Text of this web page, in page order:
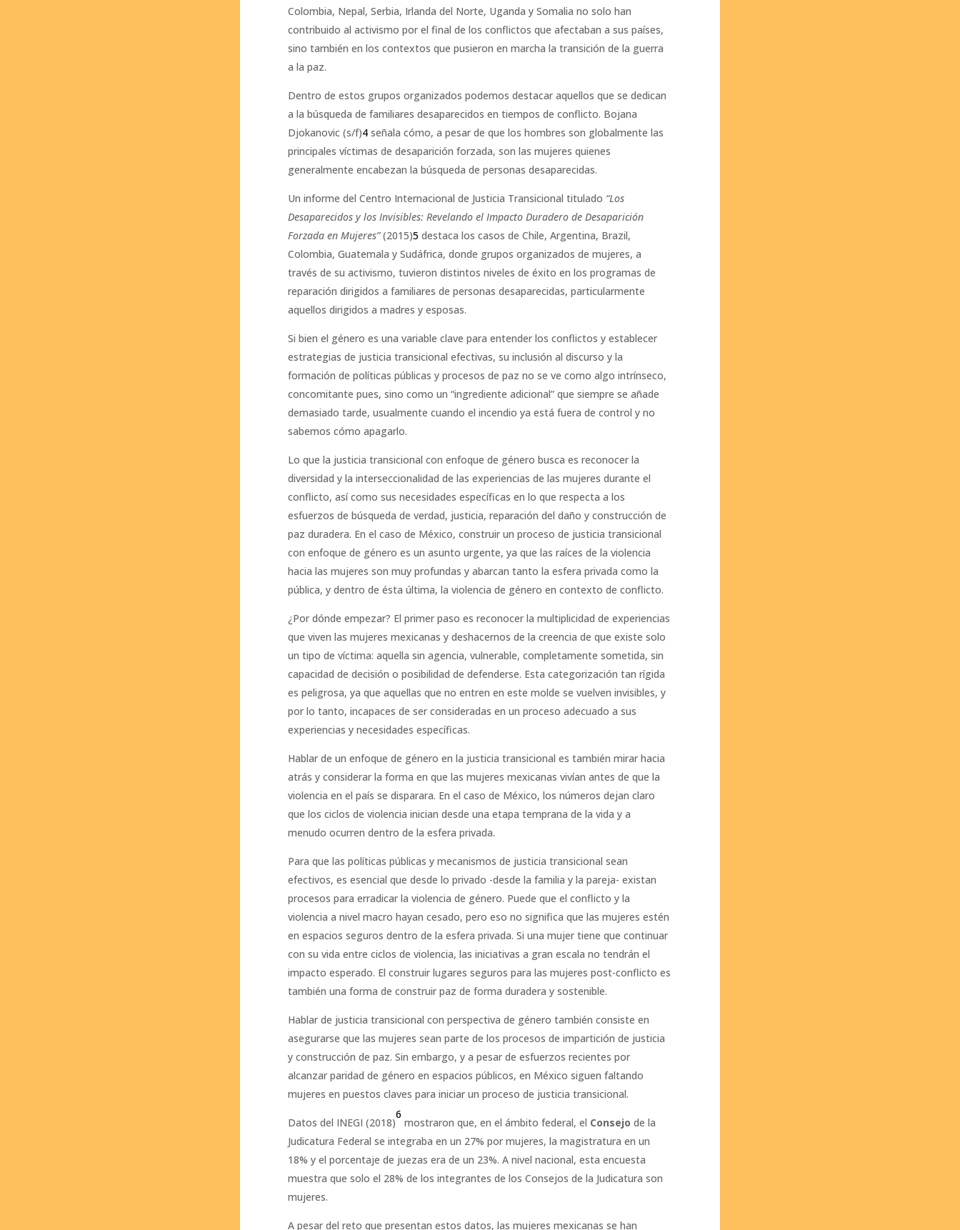
Colombia, Nepal, Serbia, Irlanda del Norte, Uganda y Somalia no solo han
contribuido al activismo por el final de los conflictos que afectaban a sus países,
sino también en los contextos que pusieron en marcha la transición de la guerra
a la paz.
Dentro de estos grupos organizados podemos destacar aquellos que se dedican
a la búsqueda de familiares desaparecidos en tiempos de conflicto. Bojana
Djokanovic (s/f)4 señala cómo, a pesar de que los hombres son globalmente las
principales víctimas de desaparición forzada, son las mujeres quienes
generalmente encabezan la búsqueda de personas desaparecidas.
Un informe del Centro Internacional de Justicia Transicional titulado “Los
Desaparecidos y los Invisibles: Revelando el Impacto Duradero de Desaparición
Forzada en Mujeres”(2015)5 destaca los casos de Chile, Argentina, Brazil,
Colombia, Guatemala y Sudáfrica, donde grupos organizados de mujeres, a
través de su activismo, tuvieron distintos niveles de éxito en los programas de
reparación dirigidos a familiares de personas desaparecidas, particularmente
aquellos dirigidos a madres y esposas.
Si bien el género es una variable clave para entender los conflictos y establecer
estrategias de justicia transicional efectivas, su inclusión al discurso y la
formación de políticas públicas y procesos de paz no se ve como algo intrínseco,
concomitante pues, sino como un “ingrediente adicional” que siempre se añade
demasiado tarde, usualmente cuando el incendio ya está fuera de control y no
sabemos cómo apagarlo.
Lo que la justicia transicional con enfoque de género busca es reconocer la
diversidad y la interseccionalidad de las experiencias de las mujeres durante el
conflicto, así como sus necesidades específicas en lo que respecta a los
esfuerzos de búsqueda de verdad, justicia, reparación del daño y construcción de
paz duradera. En el caso de México, construir un proceso de justicia transicional
con enfoque de género es un asunto urgente, ya que las raíces de la violencia
hacia las mujeres son muy profundas y abarcan tanto la esfera privada como la
pública, y dentro de ésta última, la violencia de género en contexto de conflicto.
¿Por dónde empezar? El primer paso es reconocer la multiplicidad de experiencias
que viven las mujeres mexicanas y deshacernos de la creencia de que existe solo
un tipo de víctima: aquella sin agencia, vulnerable, completamente sometida, sin
capacidad de decisión o posibilidad de defenderse. Esta categorización tan rígida
es peligrosa, ya que aquellas que no entren en este molde se vuelven invisibles, y
por lo tanto, incapaces de ser consideradas en un proceso adecuado a sus
experiencias y necesidades específicas.
Hablar de un enfoque de género en la justicia transicional es también mirar hacia
atrás y considerar la forma en que las mujeres mexicanas vivían antes de que la
violencia en el país se disparara. En el caso de México, los números dejan claro
que los ciclos de violencia inician desde una etapa temprana de la vida y a
menudo ocurren dentro de la esfera privada.
Para que las políticas públicas y mecanismos de justicia transicional sean
efectivos, es esencial que desde lo privado -desde la familia y la pareja- existan
procesos para erradicar la violencia de género. Puede que el conflicto y la
violencia a nivel macro hayan cesado, pero eso no significa que las mujeres estén
en espacios seguros dentro de la esfera privada. Si una mujer tiene que continuar
con su vida entre ciclos de violencia, las iniciativas a gran escala no tendrán el
impacto esperado. El construir lugares seguros para las mujeres post-conflicto es
también una forma de construir paz de forma duradera y sostenible.
Hablar de justicia transicional con perspectiva de género también consiste en
asegurarse que las mujeres sean parte de los procesos de impartición de justicia
y construcción de paz. Sin embargo, y a pesar de esfuerzos recientes por
alcanzar paridad de género en espacios públicos, en México siguen faltando
mujeres en puestos claves para iniciar un proceso de justicia transicional.
Datos del INEGI (2018)
6
mostraron que, en el ámbito federal, el Consejo de la
Judicatura Federal se integraba en un 27% por mujeres, la magistratura en un
18% y el porcentaje de juezas era de un 23%. A nivel nacional, esta encuesta
muestra que solo el 28% de los integrantes de los Consejos de la Judicatura son
mujeres.
A pesar del reto que presentan estos datos, las mujeres mexicanas se han